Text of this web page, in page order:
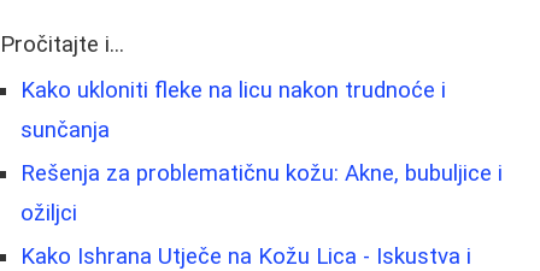
Pročitajte i...
Kako ukloniti fleke na licu nakon trudnoće i
sunčanja
Rešenja za problematičnu kožu: Akne, bubuljice i
ožiljci
Kako Ishrana Utječe na Kožu Lica - Iskustva i